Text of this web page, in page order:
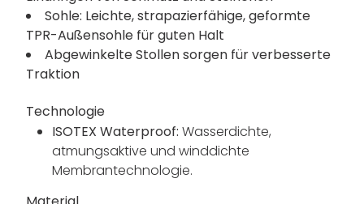
Sohle: Leichte, strapazierfähige, geformte
TPR-Außensohle für guten Halt
Abgewinkelte Stollen sorgen für verbesserte
Traktion
Technologie
ISOTEX Waterproof: Wasserdichte,
atmungsaktive und winddichte
Membrantechnologie.